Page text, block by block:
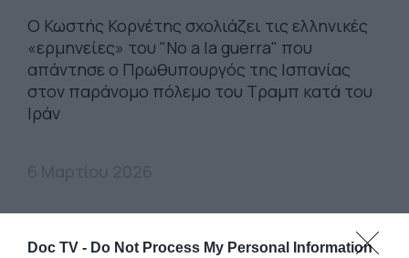
Doc TV - Do Not Process My Personal Information
Ο Κωστής Κορνέτης σχολιάζει τις ελληνικές
«ερμηνείες» του "No a la guerra" που
απάντησε ο Πρωθυπουργός της Ισπανίας
στον παράνομο πόλεμο του Τραμπ κατά του
Ιράν